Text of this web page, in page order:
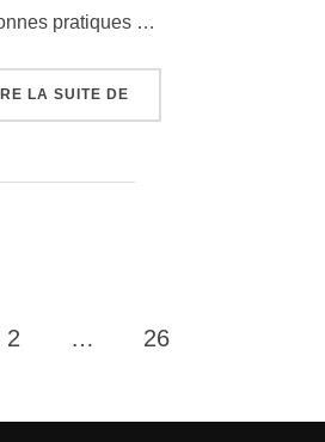
pratiques …
LA SUITE DE
2 … 26